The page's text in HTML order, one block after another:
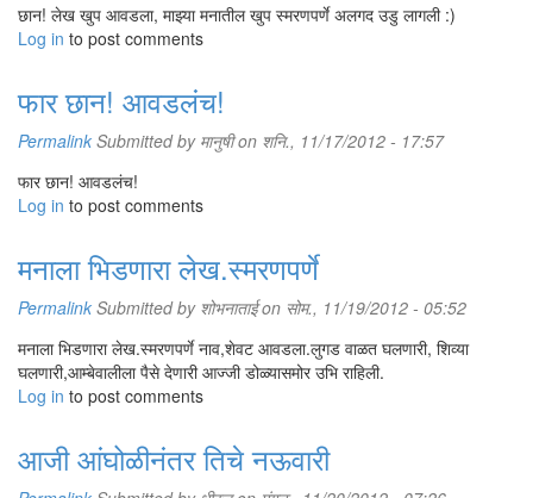
छान! लेख खुप आवडला, माझ्या मनातील खुप स्मरणपर्णे अलगद उडु लागली :)
Log in to post comments
फार छान! आवडलंच!
Permalink Submitted by मानुषीon शनि., 11/17/2012 - 17:57
फार छान! आवडलंच!
Log in to post comments
मनाला भिडणारा लेख.स्मरणपर्णे
Permalink Submitted by शोभनाताईon सोम., 11/19/2012 - 05:52
मनाला भिडणारा लेख.स्मरणपर्णे नाव,शेवट आवडला.लुगड वाळत घलणारी, शिव्या
घलणारी,आम्बेवालीला पैसे देणारी आज्जी डोळ्यासमोर उभि राहिली.
Log in to post comments
आजी आंघोळीनंतर तिचे नऊवारी